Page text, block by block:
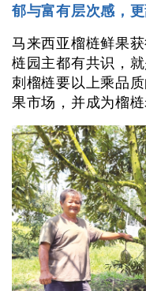
郁与富有层次感，
马来西亚榴梿鲜果
梿园主都有共识，
刺榴梿要以上乘品
果市场，并成为榴梿